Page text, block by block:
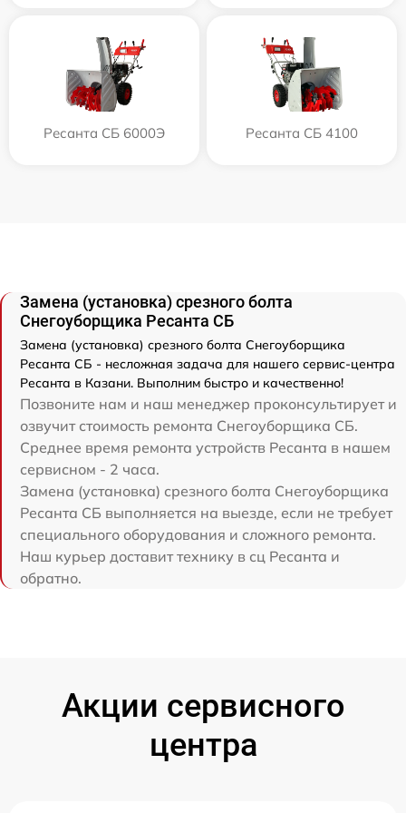
Ресанта СБ 6000Э Ресанта СБ 4100
Замена (установка) срезного болта
Снегоуборщика Ресанта СБ
Замена (установка) срезного болта Снегоуборщика
Ресанта СБ - несложная задача для нашего сервис-центра
Ресанта в Казани. Выполним быстро и качественно!
Позвоните нам и наш менеджер проконсультирует и
озвучит стоимость ремонта Снегоуборщика СБ.
Среднее время ремонта устройств Ресанта в нашем
сервисном - 2 часа.
Замена (установка) срезного болта Снегоуборщика
Ресанта СБ выполняется на выезде, если не требует
специального оборудования и сложного ремонта.
Наш курьер доставит технику в сц Ресанта и
обратно.
Акции сервисного
центра